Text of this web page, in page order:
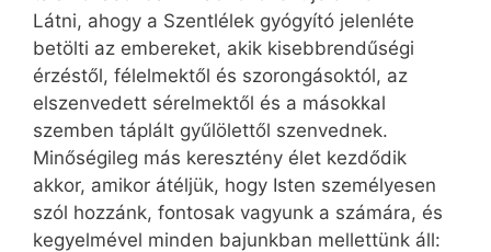
Látni, ahogy a Szentlélek gyógyító jelenléte
betölti az embereket, akik kisebbrendűségi
érzéstől, félelmektől és szorongásoktól, az
elszenvedett sérelmektől és a másokkal
szemben táplált gyűlölettől szenvednek.
Minőségileg más keresztény élet kezdődik
akkor, amikor átéljük, hogy Isten személyesen
szól hozzánk, fontosak vagyunk a számára, és
kegyelmével minden bajunkban mellettünk áll: